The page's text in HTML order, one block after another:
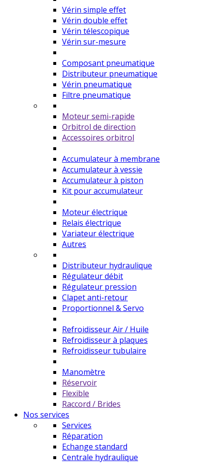
Vérin simple effet
Vérin double effet
Vérin télescopique
Vérin sur-mesure
Composant pneumatique
Distributeur pneumatique
Vérin pneumatique
Filtre pneumatique
Moteur semi-rapide
Orbitrol de direction
Accessoires orbitrol
Accumulateur à membrane
Accumulateur à vessie
Accumulateur à piston
Kit pour accumulateur
Moteur électrique
Relais électrique
Variateur électrique
Autres
Distributeur hydraulique
Régulateur débit
Régulateur pression
Clapet anti-retour
Proportionnel & Servo
Refroidisseur Air / Huile
Refroidisseur à plaques
Refroidisseur tubulaire
Manomètre
Réservoir
Flexible
Raccord / Brides
Nos services
Services
Réparation
Echange standard
Centrale hydraulique